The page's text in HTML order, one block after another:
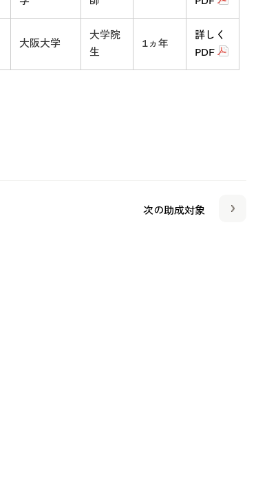
大阪大学
大学院
生
1ヵ年
詳しく
PDF
次の助成対象